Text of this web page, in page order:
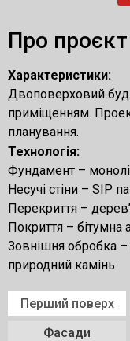
Про проєкт
Характеристики:
Двоповерховий
приміщенням.
планування.
Технологія:
Фундамент –
Несучі стіни – SIP
Перекриття –
Покриття – бітумна
Зовнішня обробка
природний камінь
Перший поверх
Фасади